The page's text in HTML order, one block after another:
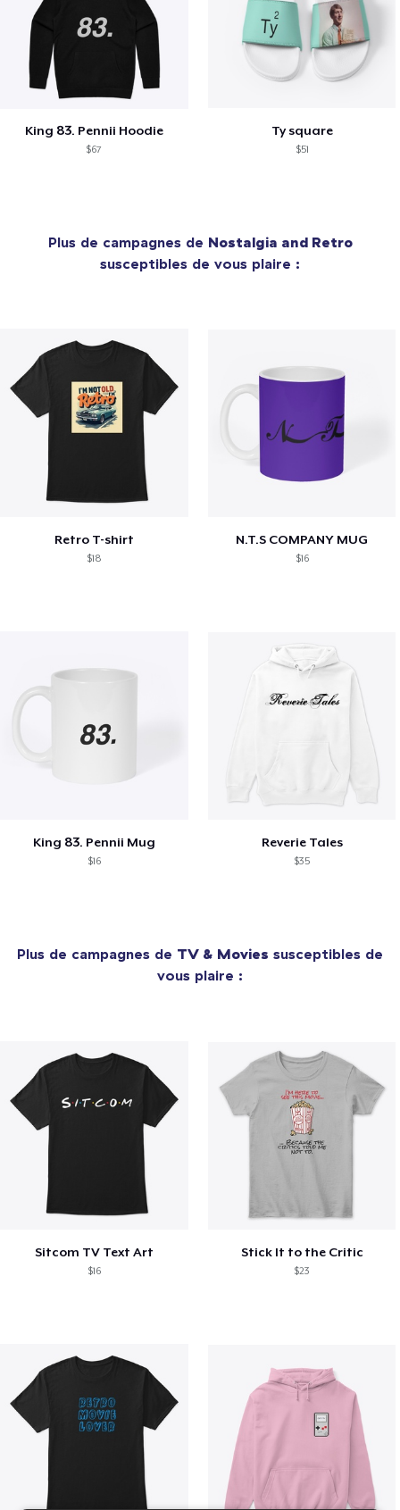
King 83. Pennii Hoodie
$67
Ty square
$51
Plus de campagnes de Nostalgia and Retro
susceptibles de vous plaire :
Retro T-shirt
$18
N.T.S COMPANY MUG
$16
King 83. Pennii Mug
$16
Reverie Tales
$35
Plus de campagnes de TV & Movies susceptibles de
vous plaire :
Sitcom TV Text Art
$16
Stick It to the Critic
$23